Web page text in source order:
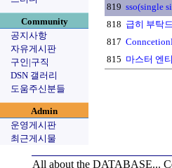
Community
공지사항
자유게시판
구인|구직
DSN 갤러리
도움주신분들
Admin
운영게시판
최근게시물
819 sso(single
818 급히 부탁
817
815 마스터 엔
All about the DATABASE...